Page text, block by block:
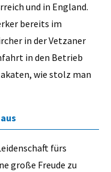
und in England.
bereits im
in der Vetzaner
in den Betrieb
wie stolz man
fürs
große Freude zu